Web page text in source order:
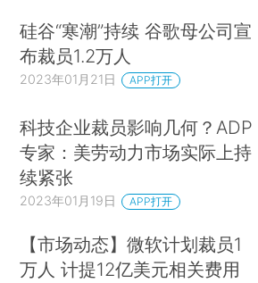
硅谷“寒潮”持续 谷歌母公司宣
布裁员1.2万人
2023年01月21日 APP打开
科技企业裁员影响几何？ADP
专家：美劳动力市场实际上持
续紧张
2023年01月19日 APP打开
【市场动态】微软计划裁员1
万人 计提12亿美元相关费用